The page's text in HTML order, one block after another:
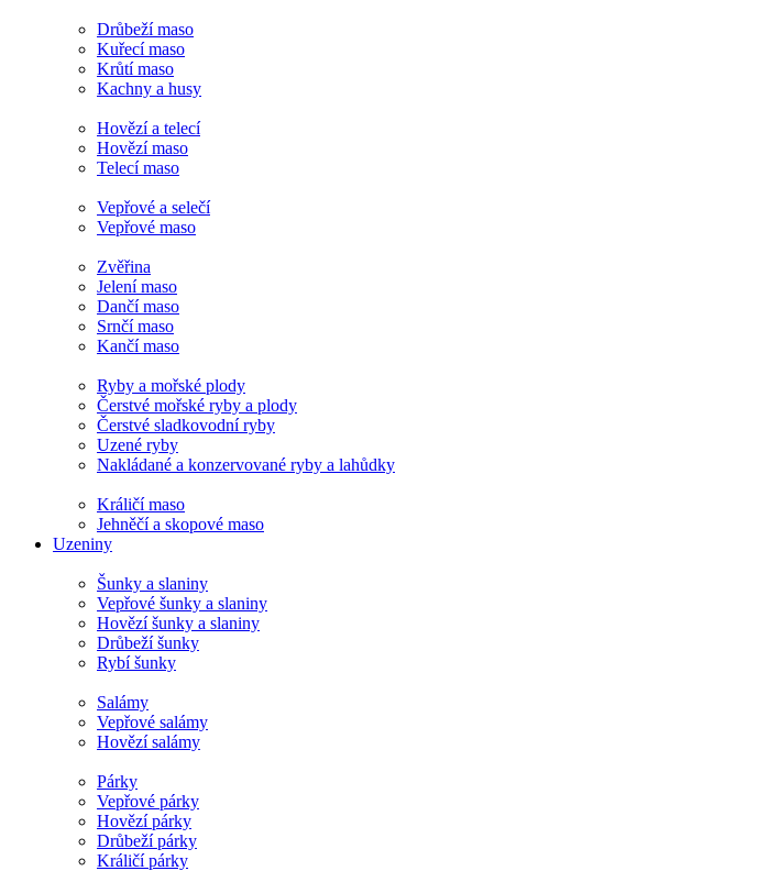
Drůbeží maso
Kuřecí maso
Krůtí maso
Kachny a husy
Hovězí a telecí
Hovězí maso
Telecí maso
Vepřové a selečí
Vepřové maso
Zvěřina
Jelení maso
Dančí maso
Srnčí maso
Kančí maso
Ryby a mořské plody
Čerstvé mořské ryby a plody
Čerstvé sladkovodní ryby
Uzené ryby
Nakládané a konzervované ryby a lahůdky
Králičí maso
Jehněčí a skopové maso
Uzeniny
Šunky a slaniny
Vepřové šunky a slaniny
Hovězí šunky a slaniny
Drůbeží šunky
Rybí šunky
Salámy
Vepřové salámy
Hovězí salámy
Párky
Vepřové párky
Hovězí párky
Drůbeží párky
Králičí párky